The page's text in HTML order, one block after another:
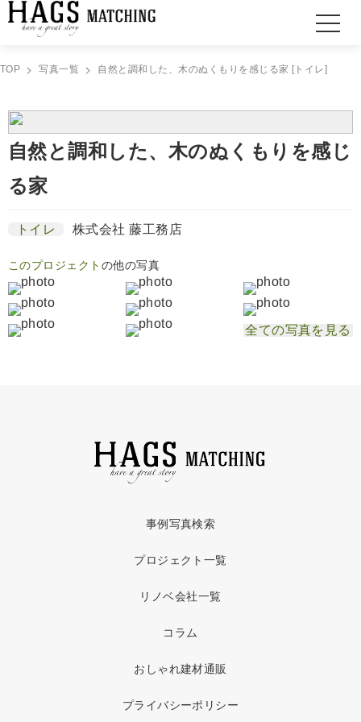
TOP 写真一覧 自然と調和した、木のぬくもりを感じる家 [トイレ]
自然と調和した、木のぬくもりを感じ
る家
トイレ 株式会社 藤工務店
このプロジェクト の他の写真
全ての写真を見る
事例写真検索
プロジェクト一覧
リノベ会社一覧
コラム
おしゃれ建材通販
プライバシーポリシー